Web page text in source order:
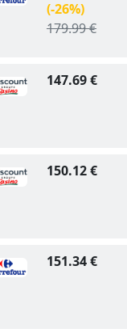
(-26%)
179.99 €
147.69 €
150.12 €
151.34 €